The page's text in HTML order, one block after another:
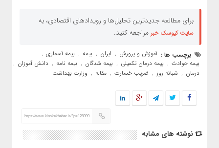
برای مطالعه جدیدترین تحلیل‌ها و رویدادهای اقتصادی، به
سایت کیوسک خبر مراجعه کنید.
برچسب ها : آموزش و پرورش , ایران , بیمه , بیمه آسماری ,
بیمه حوادث , بیمه درمان تکمیلی , بیمه شدگان , بیمه نامه , دانش آموزان ,
درمان , شبانه روز , ضریب خسارت , مقاله , وزارت بهداشت
https://www.kioskekhabar.ir/?p=128399
نوشته های مشابه